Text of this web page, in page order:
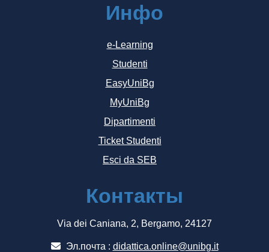
Инфо
e-Learning
Studenti
EasyUniBg
MyUniBg
Dipartimenti
Ticket Studenti
Esci da SEB
Контакты
Via dei Caniana, 2, Bergamo, 24127
Эл.почта : didattica.online@unibg.it